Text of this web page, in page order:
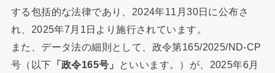
する包括的な法律であり、2024年11月30日に公布さ
れ、2025年7月1日より施行されています。
また、データ法の細則として、政令第165/2025/ND-CP
号（以下 「政令165号」
といいます。）が、2025年6月